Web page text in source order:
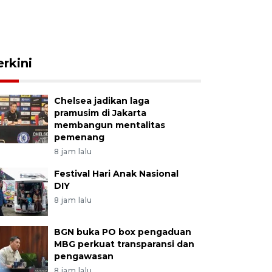
Chelsea jadikan laga
pramusim di Jakarta
membangun mentalitas
pemenang
8 jam lalu
Festival Hari Anak Nasional
DIY
8 jam lalu
BGN buka PO box pengaduan
MBG perkuat transparansi dan
pengawasan